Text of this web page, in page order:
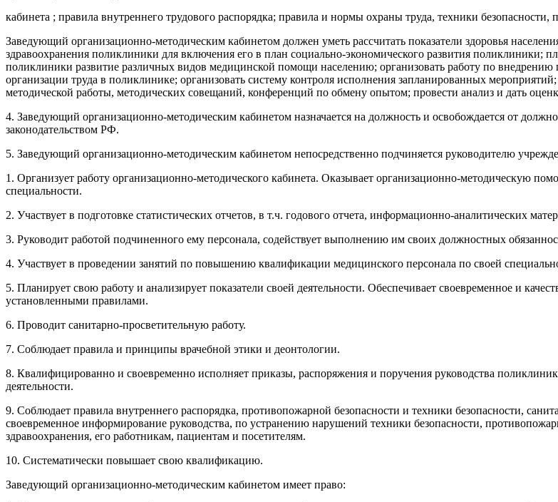
кабинета ; правила внутреннего трудового распорядка; правила и нормы охраны труда, техники
Заведующий организационно-методическим кабинетом должен уметь рассчитать показатели здоровья
здравоохранения поликлиники для включения его в план социально-экономического развития поликлиники;
поликлиники развитие различных видов медицинской помощи населению; организовать работу по внедрению
организации труда в поликлинике; организовать систему контроля исполнения запланированных
методической работы, методических совещаний, конференций по обмену опытом; провести анализ и дать
4. Заведующий организационно-методическим кабинетом назначается на должность и освобождается от
законодательством РФ.
5. Заведующий организационно-методическим кабинетом непосредственно подчиняется руководителю
1. Организует работу организационно-методического кабинета. Оказывает организационно-методическую
специальности.
2. Участвует в подготовке статистических отчетов, в т.ч. годового отчета, информационно-аналитических
3. Руководит работой подчиненного ему персонала, содействует выполнению им своих должностных
4. Участвует в проведении занятий по повышению квалификации медицинского персонала по своей
5. Планирует свою работу и анализирует показатели своей деятельности. Обеспечивает своевременное и
установленными правилами.
6. Проводит санитарно-просветительную работу.
7. Соблюдает правила и принципы врачебной этики и деонтологии.
8. Квалифицированно и своевременно исполняет приказы, распоряжения и поручения руководства
деятельности.
9. Соблюдает правила внутреннего распорядка, противопожарной безопасности и техники безопасности,
своевременное информирование руководства, по устранению нарушений техники безопасности,
здравоохранения, его работникам, пациентам и посетителям.
10. Систематически повышает свою квалификацию.
Заведующий организационно-методическим кабинетом имеет право: